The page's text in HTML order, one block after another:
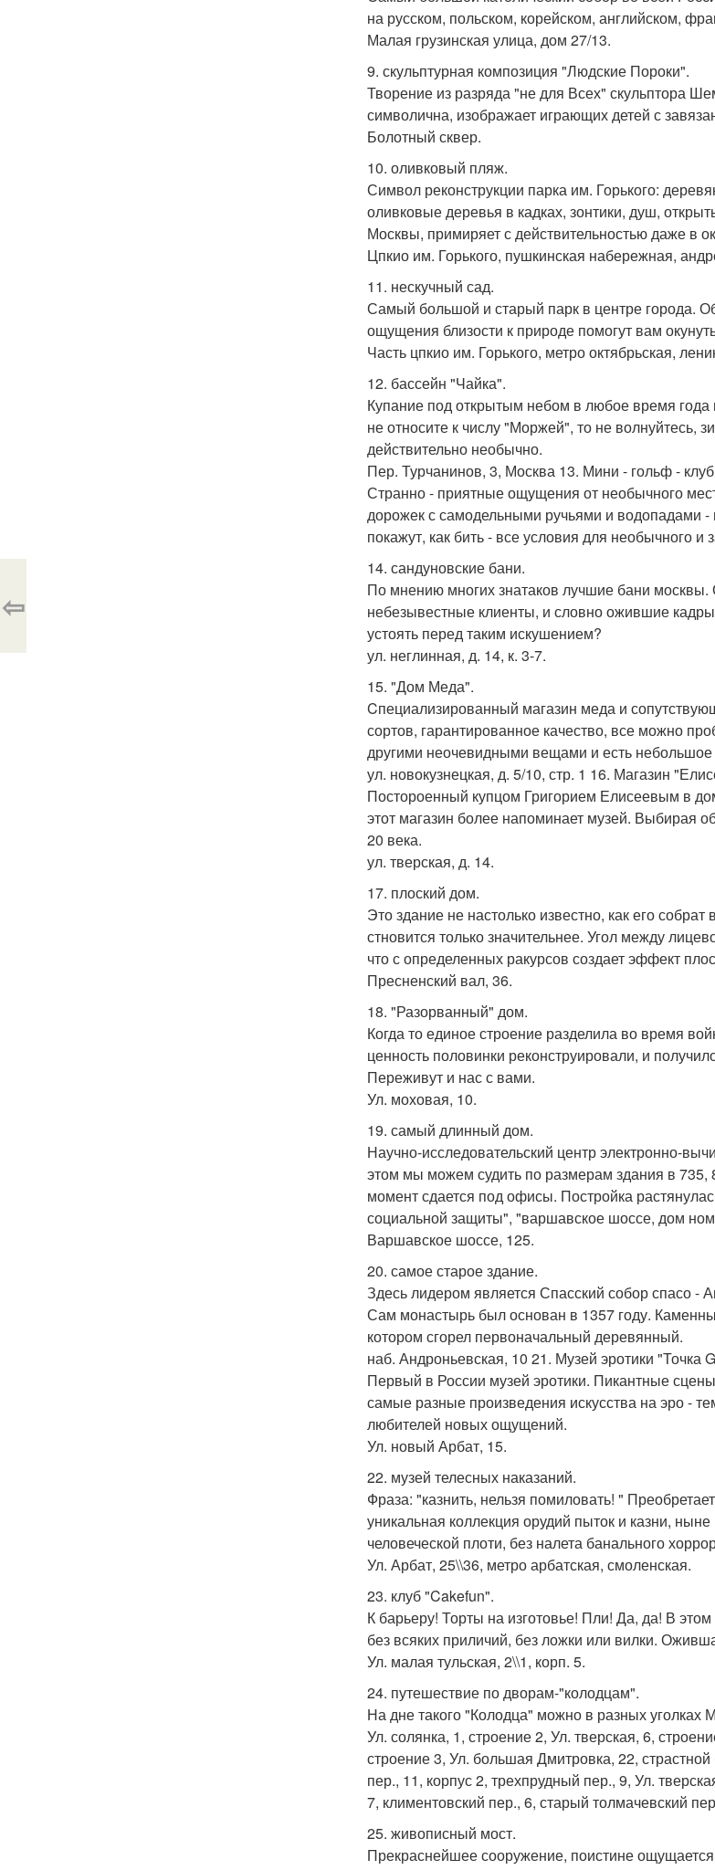
на русском, польском, корейском, английском,
Малая грузинская улица, дом 27/13.
9. скульптурная композиция "Людские Пороки".
Творение из разряда "не для Всех" скульптора
символична, изображает играющих детей с
Болотный сквер.
10. оливковый пляж.
Символ реконструкции парка им. Горького:
оливковые деревья в кадках, зонтики, душ,
Москвы, примиряет с действительностью даже в
Цпкио им. Горького, пушкинская набережная,
11. нескучный сад.
Самый большой и старый парк в центре города.
ощущения близости к природе помогут вам
Часть цпкио им. Горького, метро октябрьская,
12. бассейн "Чайка".
Купание под открытым небом в любое время года
не относите к числу "Моржей", то не волнуйтесь,
действительно необычно.
Пер. Турчанинов, 3, Москва 13. Мини - гольф -
Странно - приятные ощущения от необычного
дорожек с самодельными ручьями и водопадами -
покажут, как бить - все условия для необычного
14. сандуновские бани.
По мнению многих знатаков лучшие бани
небезывестные клиенты, и словно ожившие
устоять перед таким искушением?
ул. неглинная, д. 14, к. 3-7.
15. "Дом Меда".
Cпециализированный магазин меда и
сортов, гарантированное качество, все можно
другими неочевидными вещами и есть
ул. новокузнецкая, д. 5/10, стр. 1 16. Магазин
Постороенный купцом Григорием Елисеевым в
этот магазин более напоминает музей. Выбирая
20 века.
ул. тверская, д. 14.
17. плоский дом.
Это здание не настолько известно, как его
стновится только значительнее. Угол между
что с определенных ракурсов создает эффект
Пресненский вал, 36.
18. "Разорванный" дом.
Когда то единое строение разделила во время
ценность половинки реконструировали, и
Переживут и нас с вами.
Ул. моховая, 10.
19. самый длинный дом.
Научно-исследовательский центр электронно-
этом мы можем судить по размерам здания в
момент сдается под офисы. Постройка
социальной защиты", "варшавское шоссе, дом
Варшавское шоссе, 125.
20. самое старое здание.
Здесь лидером является Спасский собор спасо -
Сам монастырь был основан в 1357 году.
котором сгорел первоначальный деревянный.
наб. Андроньевская, 10 21. Музей эротики "Точка
Первый в России музей эротики. Пикантные
самые разные произведения искусства на эро -
любителей новых ощущений.
Ул. новый Арбат, 15.
22. музей телесных наказаний.
Фраза: "казнить, нельзя помиловать! "
уникальная коллекция орудий пыток и казни,
человеческой плоти, без налета банального
Ул. Арбат, 25\\36, метро арбатская, смоленская.
23. клуб "Cakefun".
К барьеру! Торты на изготовье! Пли! Да, да! В
без всяких приличий, без ложки или вилки.
Ул. малая тульская, 2\\1, корп. 5.
24. путешествие по дворам-"колодцам".
На дне такого "Колодца" можно в разных уголках
Ул. солянка, 1, строение 2, Ул. тверская, 6,
строение 3, Ул. большая Дмитровка, 22,
пер., 11, корпус 2, трехпрудный пер., 9, Ул.
7, климентовский пер., 6, старый толмачевский
25. живописный мост.
Прекраснейшее сооружение, поистине
⇦